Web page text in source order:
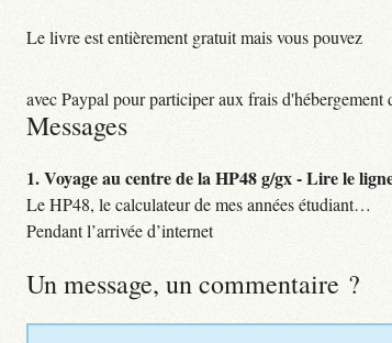
Le livre est entièrement gratuit mais vous pouvez
avec Paypal pour participer aux frais d'hébergement
Messages
1.Voyage au centre de la HP48 g/gx - Lire le
Le HP48, le calculateur de mes années étudiant…
Pendant l’arrivée d’internet
Un message, un commentaire ?